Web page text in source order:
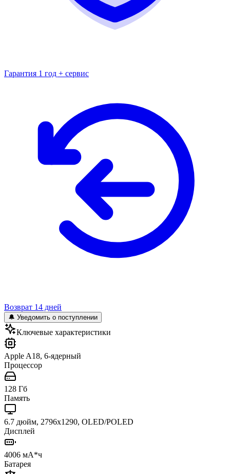
Гарантия 1 год + сервис
Возврат 14 дней
🔔 Уведомить о поступлении
Ключевые характеристики
Apple A18, 6-ядерный
Процессор
128 Гб
Память
6.7 дюйм, 2796x1290, OLED/POLED
Дисплей
4006 мА*ч
Батарея